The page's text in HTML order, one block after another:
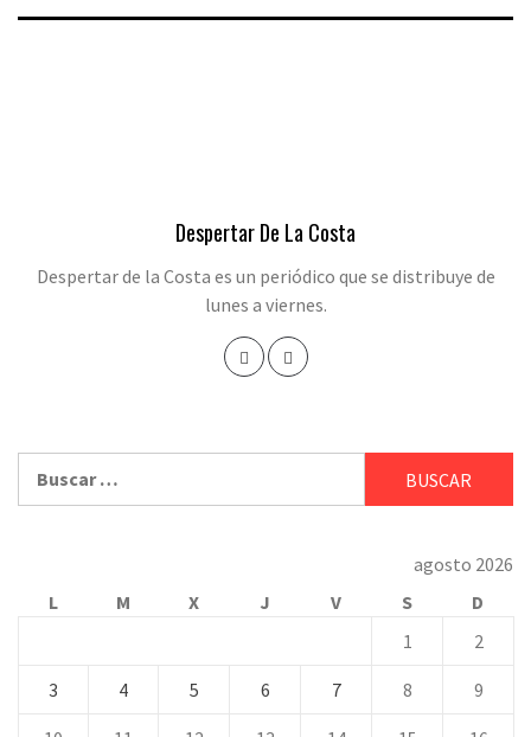
Despertar De La Costa
Despertar de la Costa es un periódico que se distribuye de
lunes a viernes.
agosto 2026
L
M X J V S
D
1
2
3 4 5 6 7 8 9